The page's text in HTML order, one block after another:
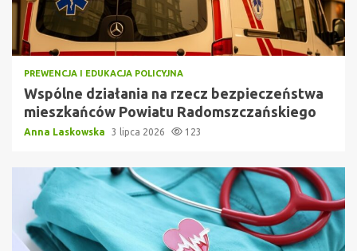
PREWENCJA I EDUKACJA POLICYJNA
Wspólne działania na rzecz bezpieczeństwa
mieszkańców Powiatu Radomszczańskiego
Anna Laskowska 3 lipca 2026 123